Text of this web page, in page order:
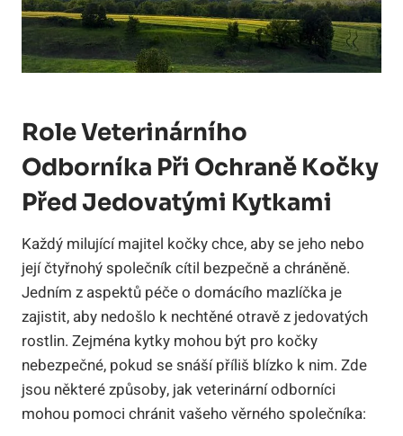
Role Veterinárního
Odborníka Při Ochraně Kočky
Před Jedovatými Kytkami
Každý milující majitel kočky chce, aby se jeho nebo
její čtyřnohý společník cítil bezpečně a chráněně.
Jedním z aspektů péče o domácího mazlíčka je
zajistit, aby nedošlo k nechtěné otravě z jedovatých
rostlin. Zejména kytky mohou být pro kočky
nebezpečné, pokud se snáší příliš blízko k nim. Zde
jsou některé způsoby, jak veterinární odborníci
mohou pomoci chránit vašeho věrného společníka: